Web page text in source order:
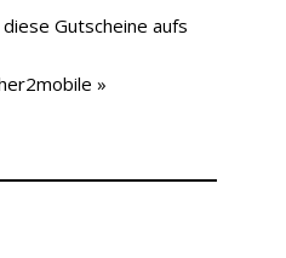
Gutscheine aufs
»